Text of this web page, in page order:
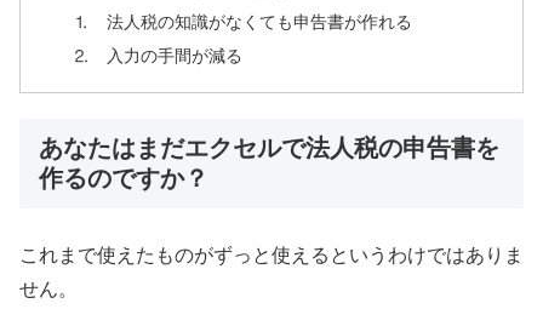
⒈ 法人税の知識がなくても申告書が作れる
⒉ 入力の手間が減る
あなたはまだエクセルで法人税の申告書を
作るのですか？
これまで使えたものがずっと使えるというわけではありま
せん。